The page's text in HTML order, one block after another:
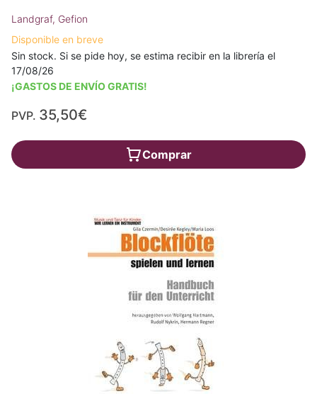
Landgraf, Gefion
Disponible en breve
Sin stock. Si se pide hoy, se estima recibir en la librería el
17/08/26
¡GASTOS DE ENVÍO GRATIS!
PVP. 35,50€
Comprar